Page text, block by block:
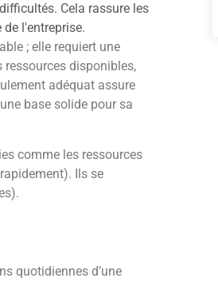
Cela rassure les
l'entreprise.
; elle requiert une
disponibles,
adéquat assure
base solide pour sa
comme les ressources
Ils se
quotidiennes d’une